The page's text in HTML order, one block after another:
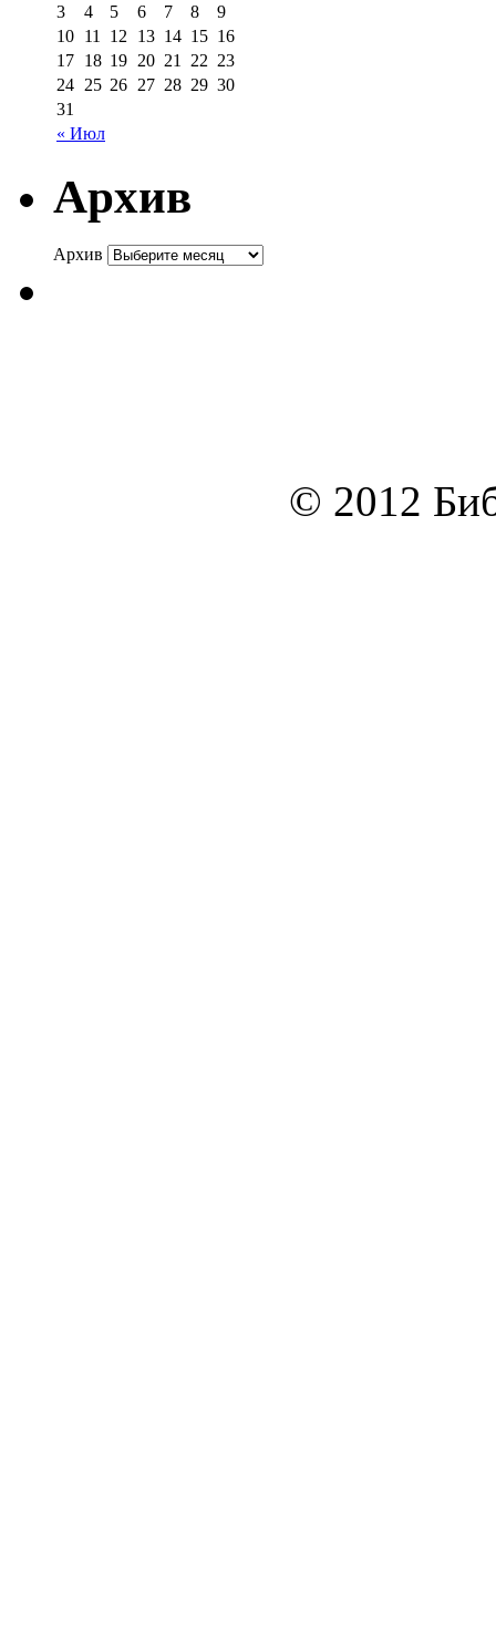
« Июл
3
4 5 6 7 8
9
10 11 12 13 14 15 16
17 18 19 20 21 22 23
24 25 26 27 28 29 30
31
Архив
Архив
© 2012